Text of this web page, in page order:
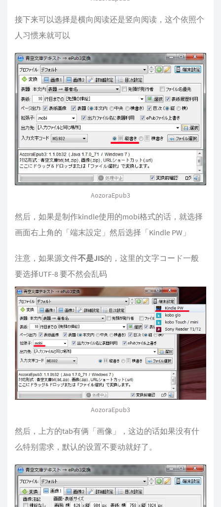
接下来可以选择是横向阅读还是竖向阅读，这个依照个
人习惯来就可以
AozoraEpub3
然后，如果是制作kindle使用的mobi格式的话，就选择
画面右上角的「端末設定」然后选择「Kindle PW」
注意，如果源文件不是JIS的，这里的文字コード一般
要选择UTF-8 要不然会乱码
AozoraEpub3
然后，上方的tab有俩「画像」，这边的话如果没有什
么特别需求，默认的设置不要动就好了。